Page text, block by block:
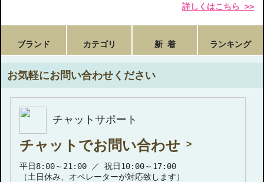
詳しくはこちら >>
ブランド カテゴリ 新 着 ランキング
お気軽にお問い合わせください
チャットサポート
チャットでお問い合わせ
平日8:00～21:00 ／ 祝日10:00～17:00
（土日休み、オペレーターが対応致します）